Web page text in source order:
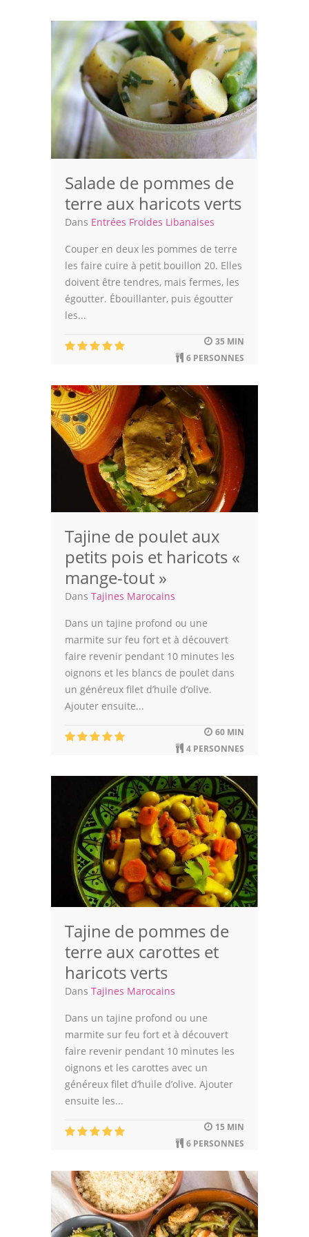
Cuisines Orientales
Pâtisseries Orientales
Recettes marocaine
Cuisine Algérienne
Cuisine Tunisienne
Cuisine Juive
Cuisine Libanaise
Actualités
Astuces de cuisine
Chefs
Forum
Thèmes
Espace Personnel
Salade de pommes de
terre aux haricots verts
Dans Entrées Froides Libanaises
Couper en deux les pommes de terre
les faire cuire à petit bouillon 20. Elles
doivent être tendres, mais fermes, les
égoutter. Ébouillanter, puis égoutter
les...
35 MIN
6 PERSONNES
Tajine de poulet aux
petits pois et haricots «
mange-tout »
Dans Tajines Marocains
Dans un tajine profond ou une
marmite sur feu fort et à découvert
faire revenir pendant 10 minutes les
oignons et les blancs de poulet dans
un généreux filet d’huile d’olive.
Ajouter ensuite...
60 MIN
4 PERSONNES
Tajine de pommes de
terre aux carottes et
haricots verts
Dans Tajines Marocains
Dans un tajine profond ou une
marmite sur feu fort et à découvert
faire revenir pendant 10 minutes les
oignons et les carottes avec un
généreux filet d’huile d’olive. Ajouter
ensuite les...
15 MIN
6 PERSONNES